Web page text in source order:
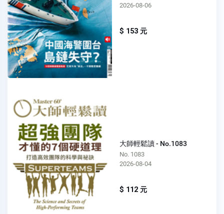
2026-08-06
$ 153 元
大師輕鬆讀 - No.1083
No. 1083
2026-08-04
$ 112 元